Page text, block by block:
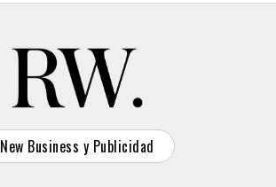
New Business y Publicidad